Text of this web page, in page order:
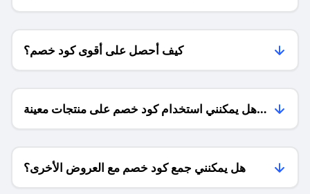
كيف أحصل على أقوى كود خصم؟
هل يمكنني استخدام كود خصم على منتجات معينة
فقط؟
هل يمكنني جمع كود خصم مع العروض الأخرى؟